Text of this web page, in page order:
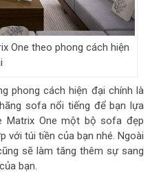
One theo phong cách hiện
phong cách hiện đại chính là
sofa nổi tiếng để bạn lựa
Matrix One một bộ sofa đẹp
với túi tiền của bạn nhé. Ngoài
sẽ làm tăng thêm sự sang
bạn.